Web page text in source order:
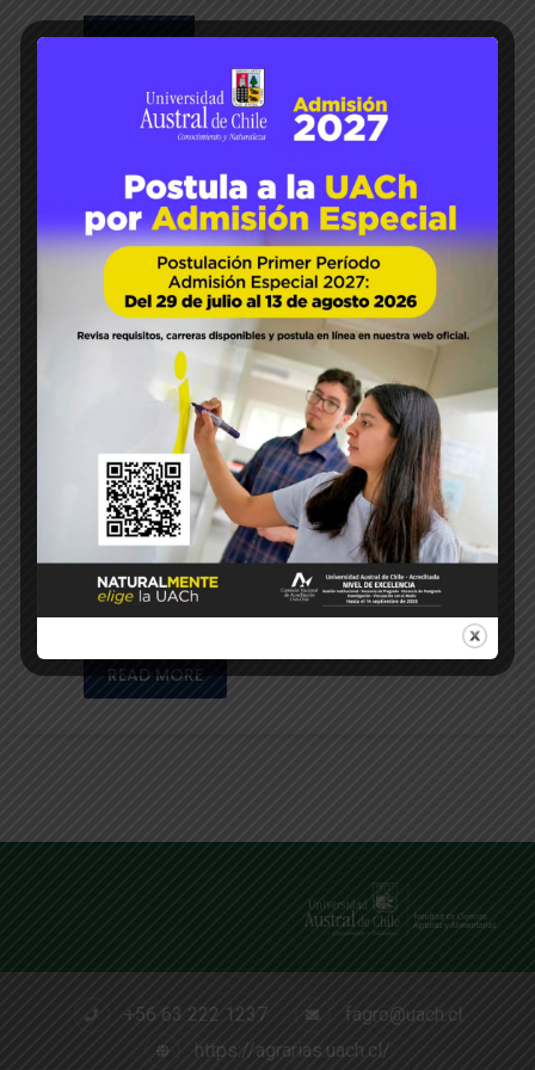
06
Jun 2022
Huevos
IPA IPAAM
Mónica
Gandarillas
121
0
Investigadora expuso sobre e
volución de los sistemas de pr
oducción de huevos
+Se trata de la Dra. Mónica Gandarillas
académica del IPA. La Dra. Mónica
Gandarillas, académica el Instituto de
Producción Animal de la Facultad de
Ciencias Agrarias y Alimentarias de la
Universidad Austral de Chile fue invitada a
impartir una charla en el marco del proyecto
“Creación de una Unidad Avícola bajo el
sistema de libre …
READ MORE
+56 63 222 1237
fagro@uach.cl
https://agrarias.uach.cl/